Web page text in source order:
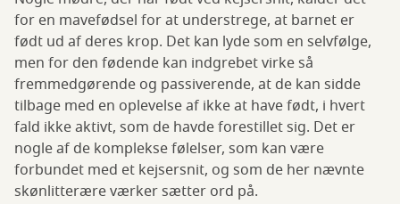
for en mavefødsel for at understrege, at barnet er
født ud af deres krop. Det kan lyde som en selvfølge,
men for den fødende kan indgrebet virke så
fremmedgørende og passiverende, at de kan sidde
tilbage med en oplevelse af ikke at have født, i hvert
fald ikke aktivt, som de havde forestillet sig. Det er
nogle af de komplekse følelser, som kan være
forbundet med et kejsersnit, og som de her nævnte
skønlitterære værker sætter ord på.